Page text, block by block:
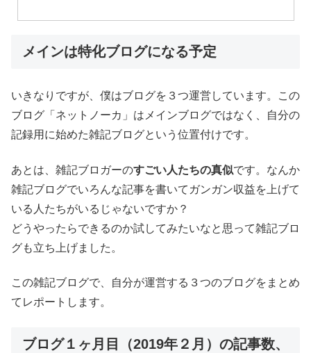
メインは特化ブログになる予定
いきなりですが、僕はブログを３つ運営しています。この
ブログ「ネットノーカ」はメインブログではなく、自分の
記録用に始めた雑記ブログという位置付けです。
あとは、雑記ブロガーのすごい人たちの真似です。なんか
雑記ブログでいろんな記事を書いてガンガン収益を上げて
いる人たちがいるじゃないですか？
どうやったらできるのか試してみたいなと思って雑記ブロ
グも立ち上げました。
この雑記ブログで、自分が運営する３つのブログをまとめ
てレポートします。
ブログ１ヶ月目（2019年２月）の記事数、